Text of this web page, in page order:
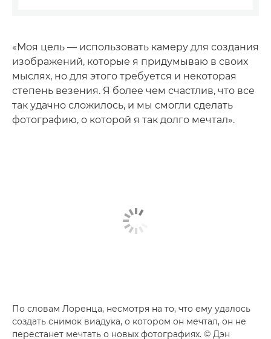
«Моя цель — использовать камеру для создания
изображений, которые я придумываю в своих
мыслях, но для этого требуется и некоторая
степень везения. Я более чем счастлив, что все
так удачно сложилось, и мы смогли сделать
фотографию, о которой я так долго мечтал».
По словам Лоренца, несмотря на то, что ему удалось
создать снимок виадука, о котором он мечтал, он не
перестанет мечтать о новых фотографиях. © Дэн